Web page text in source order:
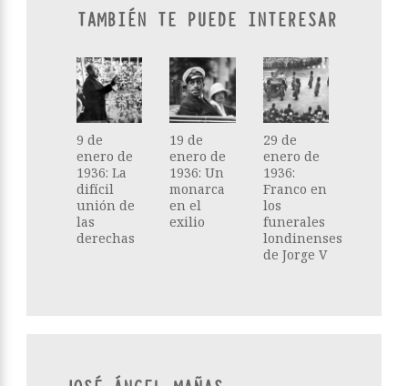
TAMBIÉN TE PUEDE INTERESAR
9 de
enero de
1936: La
difícil
unión de
las
derechas
19 de
enero de
1936: Un
monarca
en el
exilio
29 de
enero de
1936:
Franco en
los
funerales
londinenses
de Jorge V